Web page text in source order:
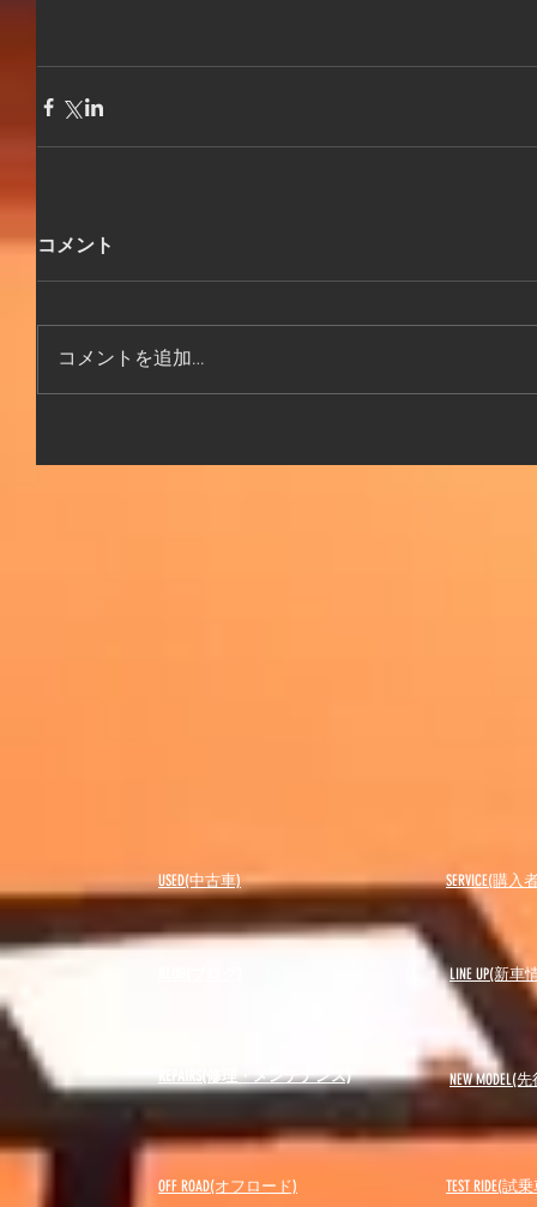
コメント
コメントを追加…
USED(中古車) SERVICE(購
LINE UP(新車
REPAIRS(修理・メンテナンス) NEW MODEL(先
OFF ROAD(オフロード) ​TEST RIDE(試